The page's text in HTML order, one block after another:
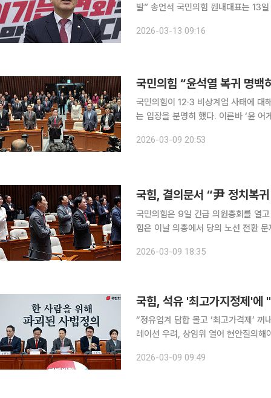
발” 송언석 국민의힘 원내대표는 13일 ‘공소취소 외압·검찰 수사권 거래’ 의혹을 두고 “사실로 드러
날 원내대책회의에서 “지난 10일 김
2026-03-13 09:16
국민의힘 “윤석열 복귀 명
국민의힘이 12·3 비상계엄 사태에 대
는 입장을 분명히 했다. 이른바 ‘윤 어
문을 채택했다. 당은 결의문에서 “잘
2026-03-09 20:53
국힘, 결의문서 “尹 정치복
국민의힘은 9일 긴급 의원총회를 열고 '
힘은 이날 의총에서 당의 노선 전환 문
한민국도 국민의힘도 결코 과거로 되
2026-03-09 18:35
국힘, 석유 '최고가지정제'에
“정유업계 담합 몰고 ‘최고가격제’ 꺼
레이션 우려, 상임위 열어 현안질의해야” 장동혁 국민의힘 당대표는 9일 “제대로 조사 한
마화와 가격 찍어누르기로는 위기를
2026-03-09 09:49